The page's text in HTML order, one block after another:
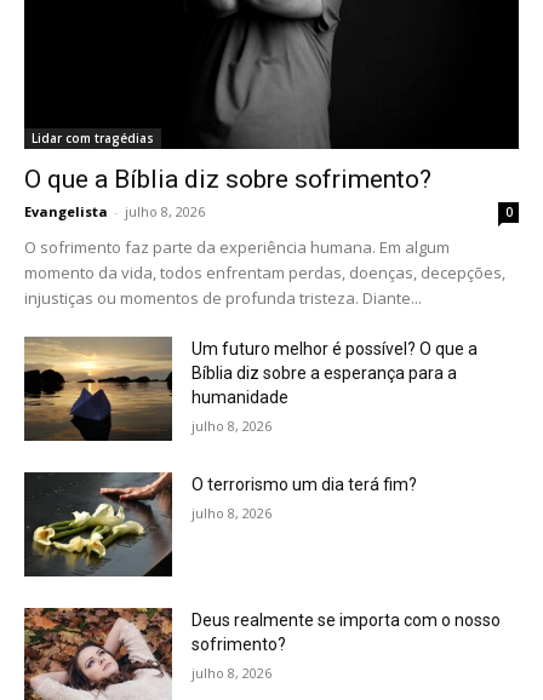
Lidar com tragédias
O que a Bíblia diz sobre sofrimento?
Evangelista - julho 8, 2026 0
O sofrimento faz parte da experiência humana. Em algum
momento da vida, todos enfrentam perdas, doenças, decepções,
injustiças ou momentos de profunda tristeza. Diante...
Um futuro melhor é possível? O que a
Bíblia diz sobre a esperança para a
humanidade
julho 8, 2026
O terrorismo um dia terá fim?
julho 8, 2026
Deus realmente se importa com o nosso
sofrimento?
julho 8, 2026